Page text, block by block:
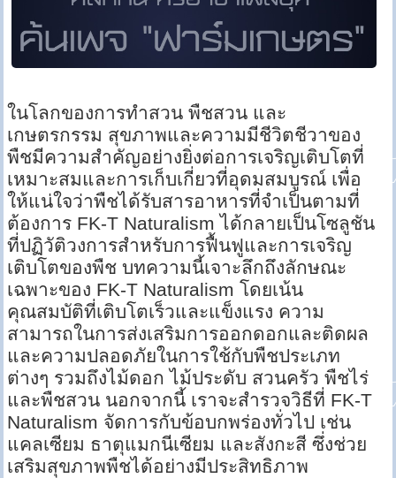
ในโลกของการทำสวน พืชสวน และ
เกษตรกรรม สุขภาพและความมีชีวิตชีวาของ
พืชมีความสำคัญอย่างยิ่งต่อการเจริญเติบโตที่
เหมาะสมและการเก็บเกี่ยวที่อุดมสมบูรณ์ เพื่อ
ให้แน่ใจว่าพืชได้รับสารอาหารที่จำเป็นตามที่
ต้องการ FK-T Naturalism ได้กลายเป็นโซลูชัน
ที่ปฏิวัติวงการสำหรับการฟื้นฟูและการเจริญ
เติบโตของพืช บทความนี้เจาะลึกถึงลักษณะ
เฉพาะของ FK-T Naturalism โดยเน้น
คุณสมบัติที่เติบโตเร็วและแข็งแรง ความ
สามารถในการส่งเสริมการออกดอกและติดผล
และความปลอดภัยในการใช้กับพืชประเภท
ต่างๆ รวมถึงไม้ดอก ไม้ประดับ สวนครัว พืชไร่
และพืชสวน นอกจากนี้ เราจะสำรวจวิธีที่ FK-T
Naturalism จัดการกับข้อบกพร่องทั่วไป เช่น
แคลเซียม ธาตุแมกนีเซียม และสังกะสี ซึ่งช่วย
เสริมสุขภาพพืชได้อย่างมีประสิทธิภาพ